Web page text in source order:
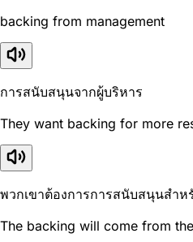
backing from management
การสนับสนุนจากผู้บริหาร
They want backing for more
พวกเขาต้องการการสนับสนุนสำห
The backing will come from